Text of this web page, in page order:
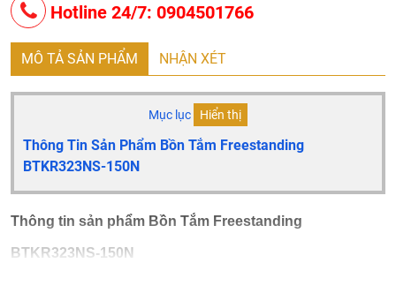
Hotline 24/7: 0904501766
MÔ TẢ SẢN PHẨM NHẬN XÉT
Mục lục Hiển thị
Thông Tin Sản Phẩm Bồn Tắm Freestanding
BTKR323NS-150N
Thông tin sản phẩm Bồn Tắm Freestanding
BTKR323NS-150N